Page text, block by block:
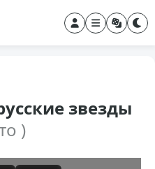
звезды
)